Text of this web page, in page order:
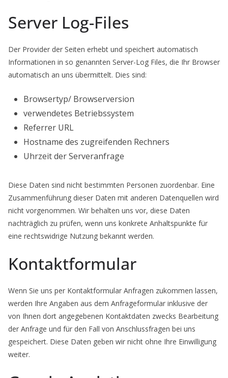
Server Log-Files
Der Provider der Seiten erhebt und speichert automatisch
Informationen in so genannten Server-Log Files, die Ihr Browser
automatisch an uns übermittelt. Dies sind:
Browsertyp/ Browserversion
verwendetes Betriebssystem
Referrer URL
Hostname des zugreifenden Rechners
Uhrzeit der Serveranfrage
Diese Daten sind nicht bestimmten Personen zuordenbar. Eine
Zusammenführung dieser Daten mit anderen Datenquellen wird
nicht vorgenommen. Wir behalten uns vor, diese Daten
nachträglich zu prüfen, wenn uns konkrete Anhaltspunkte für
eine rechtswidrige Nutzung bekannt werden.
Kontaktformular
Wenn Sie uns per Kontaktformular Anfragen zukommen lassen,
werden Ihre Angaben aus dem Anfrageformular inklusive der
von Ihnen dort angegebenen Kontaktdaten zwecks Bearbeitung
der Anfrage und für den Fall von Anschlussfragen bei uns
gespeichert. Diese Daten geben wir nicht ohne Ihre Einwilligung
weiter.